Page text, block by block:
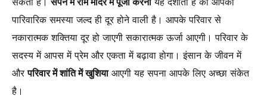
पारिवारिक समस्या जल्द ही दूर होने वाली है। आपके परिवार से
नकारात्मक शक्तिया दूर हो जाएगी सकारात्मक ऊर्जा आएगी। परिवार के
सदस्य में आपस में प्रेम और एकता में बढ़ावा होगा। इंसान के जीवन में
औरपरिवार में शांति में खुशियाआएगी यह सपना आपके लिए अच्छा संकेत
है।